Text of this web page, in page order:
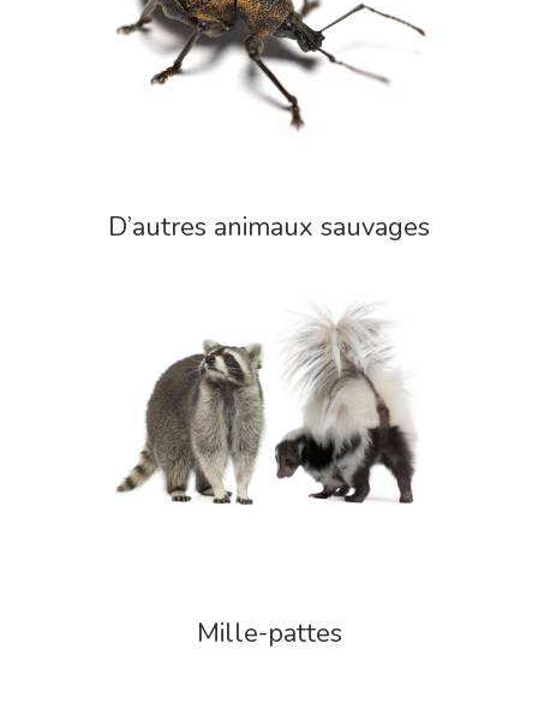
D’autres animaux sauvages
Mille-pattes